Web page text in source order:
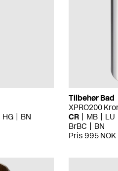
HG
BN
Tilbehør Bad
XPRO200
CR
MB LU
BrBC
BN
Pris 995 NOK